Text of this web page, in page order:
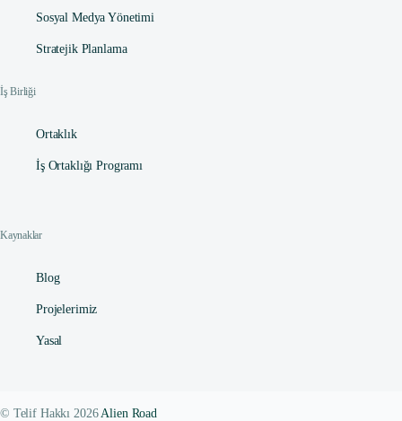
Sosyal Medya Yönetimi
Stratejik Planlama
İş Birliği
Ortaklık
İş Ortaklığı Programı
Kaynaklar
Blog
Projelerimiz
Yasal
© Telif Hakkı 2026 Alien Road